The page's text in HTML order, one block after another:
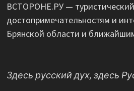
ВСТОРОНЕ.РУ —
достопримечательностям и
Брянской области и
Здесь русский дух, здесь